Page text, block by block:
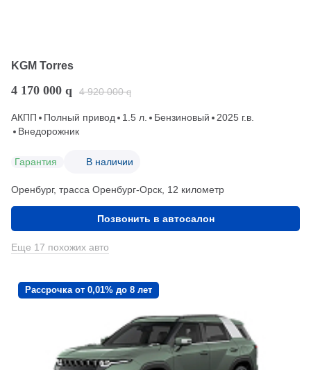
KGM Torres
4 170 000 q 4 920 000 q
АКПП Полный привод 1.5 л. Бензиновый
2025 г.в.
Внедорожник
Гарантия В наличии
Оренбург, трасса Оренбург-Орск, 12 километр
Позвонить в автосалон
Еще 17 похожих авто
Рассрочка от 0,01% до 8 лет